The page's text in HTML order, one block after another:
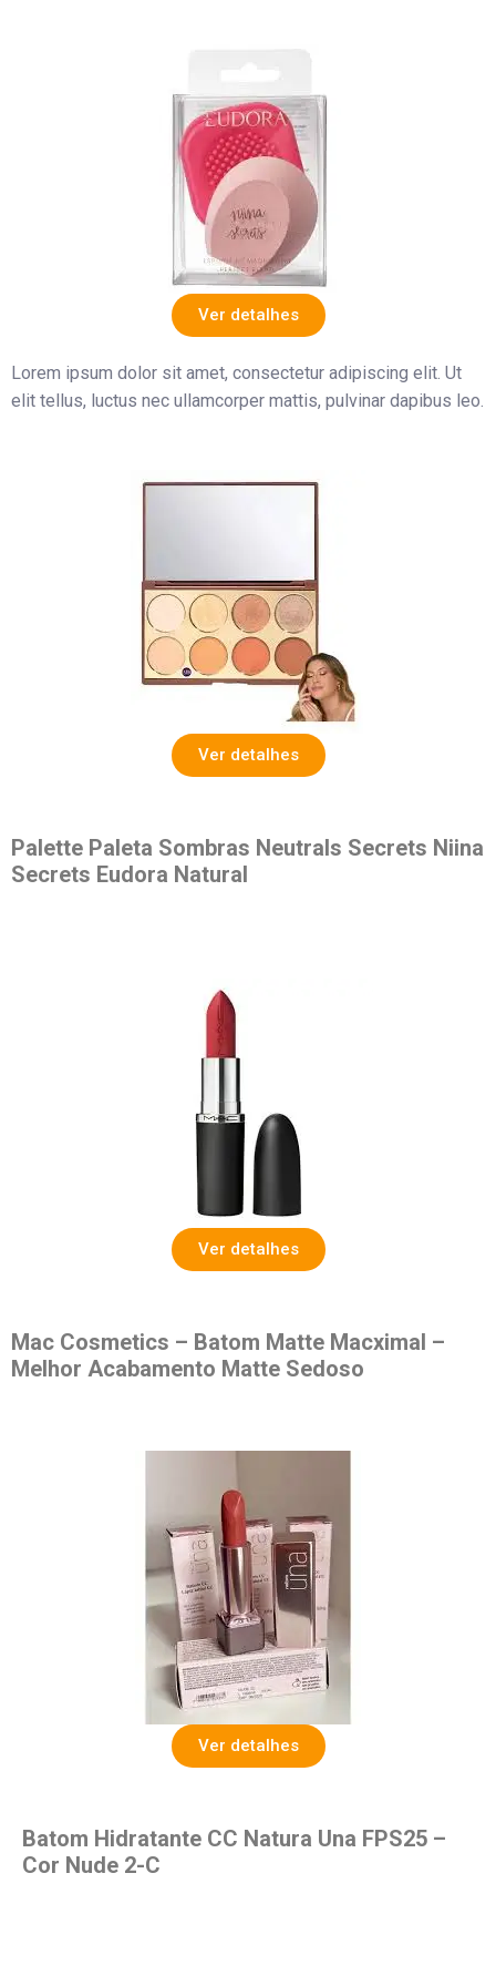
Ver detalhes
Lorem ipsum dolor sit amet, consectetur adipiscing elit. Ut
elit tellus, luctus nec ullamcorper mattis, pulvinar dapibus leo.
Ver detalhes
Palette Paleta Sombras Neutrals Secrets Niina
Secrets Eudora Natural
Ver detalhes
Mac Cosmetics – Batom Matte Macximal –
Melhor Acabamento Matte Sedoso
Ver detalhes
Batom Hidratante CC Natura Una FPS25 –
Cor Nude 2-C